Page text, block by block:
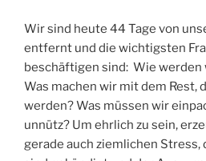
Wir sind heute 44 Tage von
entfernt und die wichtigsten
beschäftigen sind: Wie werden
Was machen wir mit dem Rest,
werden? Was müssen wir
unnütz? Um ehrlich zu sein,
gerade auch ziemlichen Stress,